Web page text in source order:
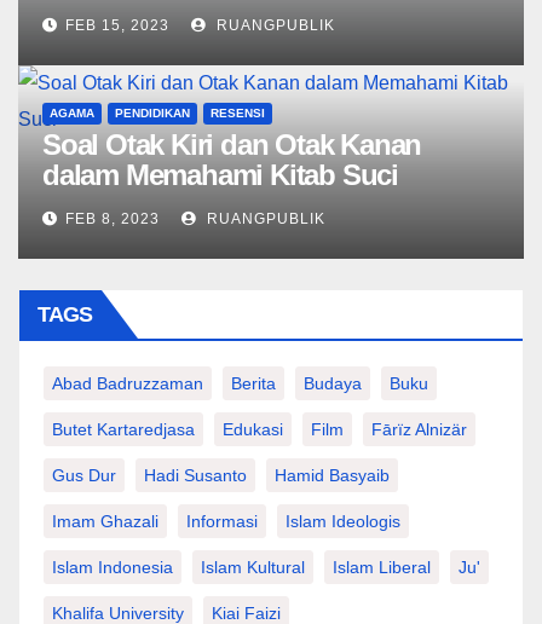
FEB 15, 2023 RUANGPUBLIK
AGAMA PENDIDIKAN RESENSI
Soal Otak Kiri dan Otak Kanan
dalam Memahami Kitab Suci
FEB 8, 2023 RUANGPUBLIK
TAGS
Abad Badruzzaman Berita Budaya Buku
Butet Kartaredjasa Edukasi Film Fārïz Alnizär
Gus Dur Hadi Susanto Hamid Basyaib
Imam Ghazali Informasi Islam Ideologis
Islam Indonesia Islam Kultural Islam Liberal Ju'
Khalifa University Kiai Faizi